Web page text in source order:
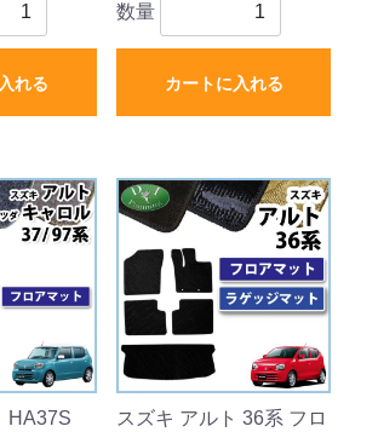
れる
数量
カートに入れる
HA37S
スズキ アルト 36系 フロ